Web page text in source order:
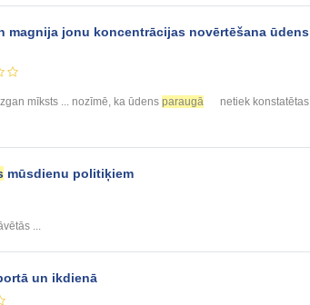
magnija jonu koncentrācijas novērtēšana ūdens
mīksts ... nozīmē, ka ūdens paraugā
netiek konstatētas
mūsdienu politiķiem
...
un ikdienā